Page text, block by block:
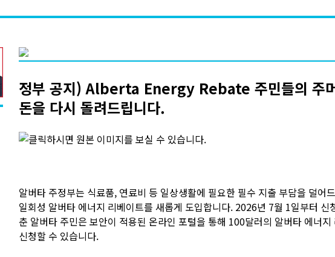
정부 공지) Alberta Energy Rebate 주민들의 주
돈을 다시 돌려드립니다.
알버타 주정부는 식료품, 연료비 등 일상생활에 필요한 필수 지출 부담을 덜어
일회성 알버타 에너지 리베이트를 새롭게 도입합니다. 2026년 7월 1일부터 신
춘 알버타 주민은 보안이 적용된 온라인 포털을 통해 100달러의 알버타 에너지
신청할 수 있습니다.